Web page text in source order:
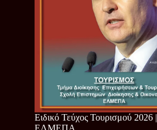
Ειδικό Τεύχος Τουρισμού 2026 |